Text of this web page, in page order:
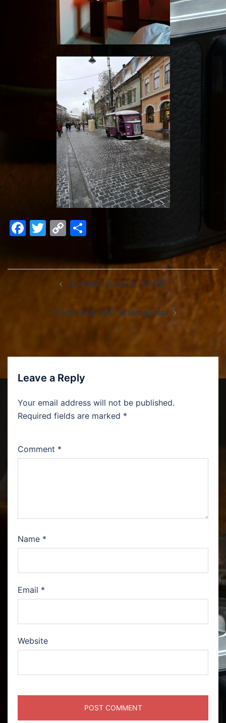
Facebook
Twitter
Copy
Arieșeni, revedere în 2015
1 decembrie 2017 la Budapesta
Leave a Reply
Your email address will not be published.
Required fields are marked *
Comment *
Name *
Email *
Website